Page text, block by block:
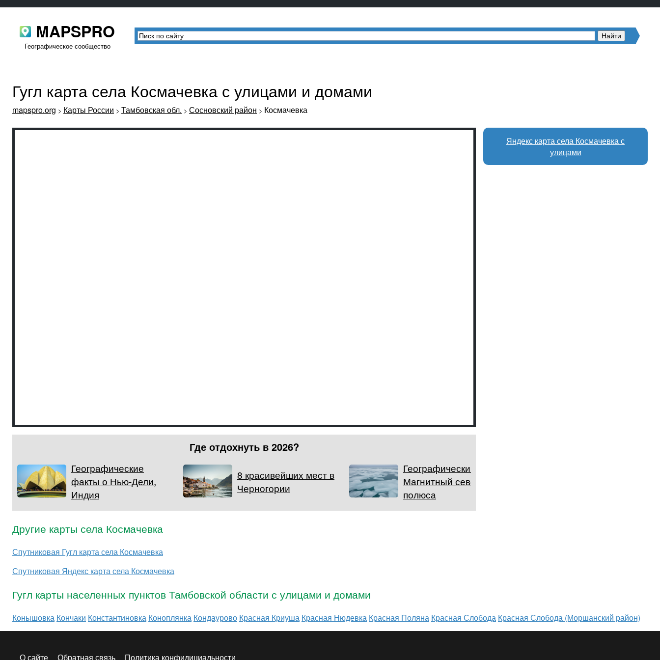
MAPSPRO
Географическое сообщество
Гугл карта села Космачевка с улицами и домами
mapspro.org > Карты России > Тамбовская обл. > Сосновский район > Космачевка
Где отдохнуть в 2026?
Географические
факты о Нью-Дели,
Индия
8 красивейших мест в
Черногории
Географический и
Магнитный северные
полюса
Яндекс карта села Космачевка с
улицами
Другие карты села Космачевка
Спутниковая Гугл карта села Космачевка
Спутниковая Яндекс карта села Космачевка
Гугл карты населенных пунктов Тамбовской области с улицами и домами
Конышовка Кончаки Константиновка Коноплянка Кондаурово Красная Криуша Красная Нюдевка Красная Поляна Красная Слобода Красная Слобода (Моршанский район)
О сайте Обратная связь Политика конфидициальности